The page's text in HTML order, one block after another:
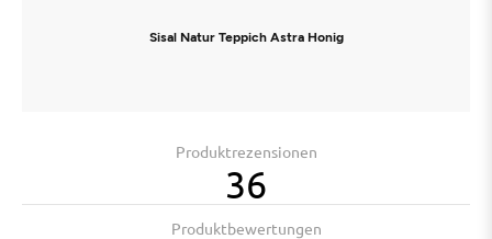
Sisal Natur Teppich Astra Honig
Produktrezensionen
36
Produktbewertungen